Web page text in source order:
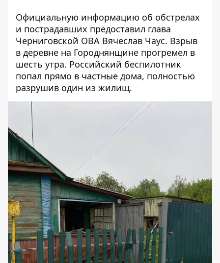
Официальную информацию об обстрелах
и пострадавших предоставил глава
Черниговской ОВА Вячеслав Чаус. Взрыв
в деревне на Городнянщине прогремел в
шесть утра. Российский беспилотник
попал прямо в частные дома, полностью
разрушив один из жилищ.